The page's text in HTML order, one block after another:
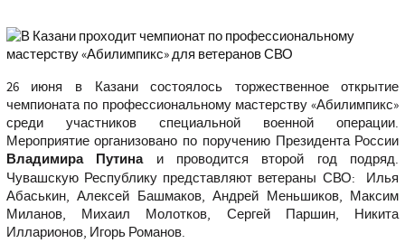
26 июня в Казани состоялось торжественное открытие
чемпионата по профессиональному мастерству «Абилимпикс»
среди участников специальной военной операции.
Мероприятие организовано по поручению Президента России
Владимира Путинаи проводится второй год подряд.
Чувашскую Республику представляют ветераны СВО: Илья
Абаськин, Алексей Башмаков, Андрей Меньшиков, Максим
Миланов, Михаил Молотков, Сергей Паршин, Никита
Илларионов, Игорь Романов.